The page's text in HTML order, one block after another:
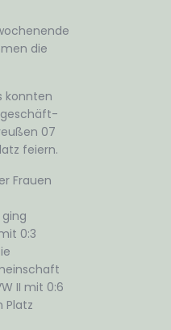
die
konnten
07
feiern.
Frauen
0:3
II mit 0:6
Platz